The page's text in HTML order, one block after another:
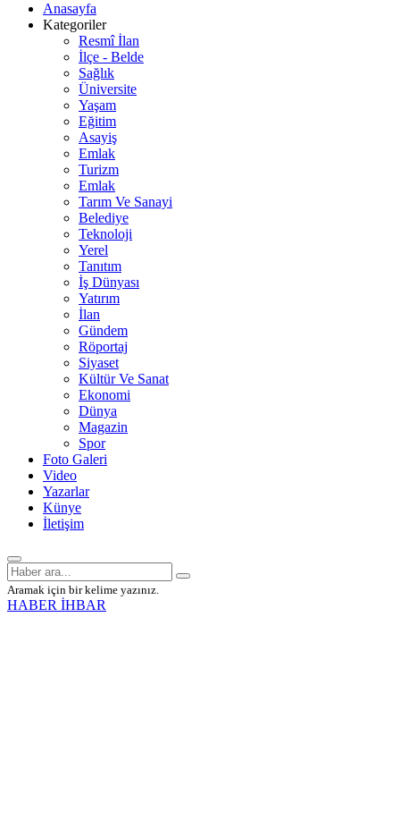
Anasayfa
Kategoriler
Resmî İlan
İlçe - Belde
Sağlık
Üniversite
Yaşam
Eğitim
Asayiş
Emlak
Turizm
Emlak
Tarım Ve Sanayi
Belediye
Teknoloji
Yerel
Tanıtım
İş Dünyası
Yatırım
İlan
Gündem
Röportaj
Siyaset
Kültür Ve Sanat
Ekonomi
Dünya
Magazin
Spor
Foto Galeri
Video
Yazarlar
Künye
İletişim
Aramak için bir kelime yazınız.
HABER İHBAR